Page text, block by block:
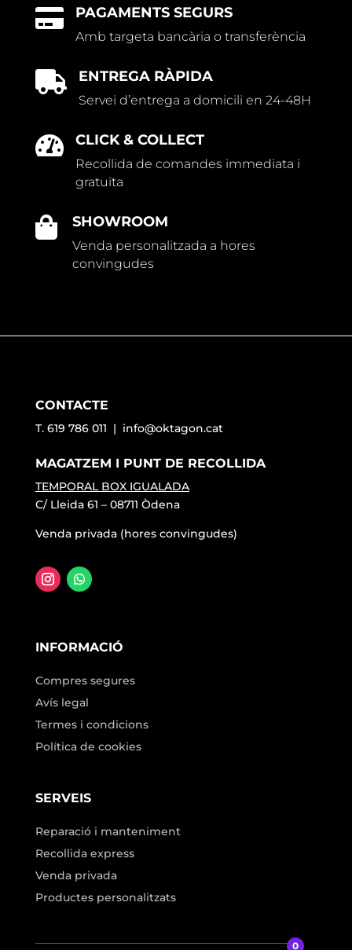
 PAGAMENTS SEGURS
Amb targeta bancària o transferència
 ENTREGA RÀPIDA
Servei d’entrega a domicili en 24-48H
 CLICK & COLLECT
Recollida de comandes immediata i
gratuïta
 SHOWROOM
Venda personalitzada a hores
convingudes
CONTACTE
T. 619 786 011 | info@oktagon.cat
MAGATZEM I PUNT DE RECOLLIDA
TEMPORAL BOX IGUALADA
C/ Lleida 61 – 08711 Òdena
Venda privada (hores convingudes)
INFORMACIÓ
Compres segures
Avís legal
Termes i condicions
Política de cookies
SERVEIS
Reparació i manteniment
Recollida express
Venda privada
Productes personalitzats
0